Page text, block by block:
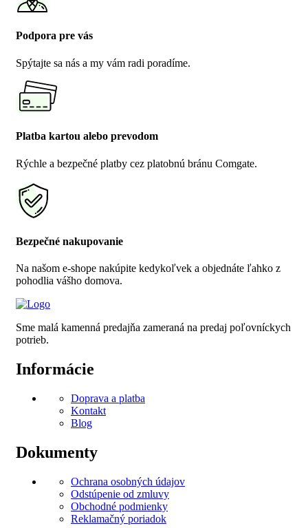
Podpora pre vás
Spýtajte sa nás a my vám radi poradíme.
Platba kartou alebo prevodom
Rýchle a bezpečné platby cez platobnú bránu Comgate.
Bezpečné nakupovanie
Na našom e-shope nakúpite kedykoľvek a objednáte ľahko z
pohodlia vášho domova.
Sme malá kamenná predajňa zameraná na predaj poľovníckych
potrieb.
Informácie
Doprava a platba
Kontakt
Blog
Dokumenty
Ochrana osobných údajov
Odstúpenie od zmluvy
Obchodné podmienky
Reklamačný poriadok